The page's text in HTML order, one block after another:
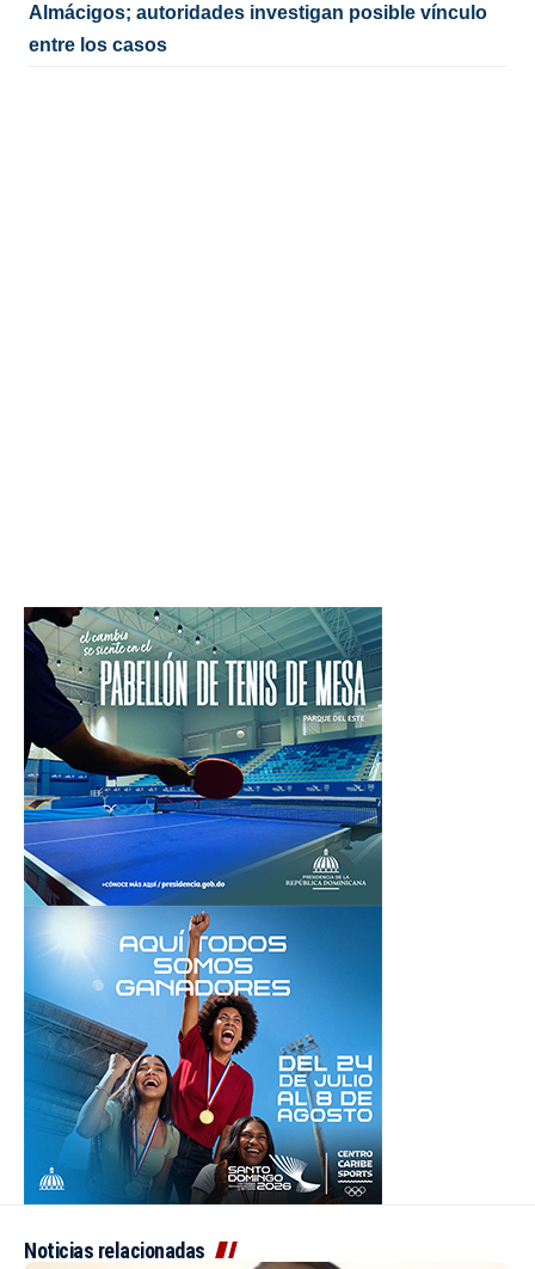
Almácigos; autoridades investigan posible vínculo
entre los casos
Noticias relacionadas